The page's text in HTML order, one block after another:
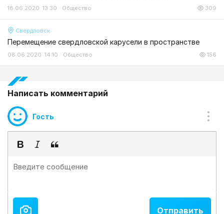
18.06.2020 13:30 Общество 309
Свердловск
Перемещение свердловской карусели в пространстве
08.06.2020 14:10 Общество 156
Написать комментарий
Гость